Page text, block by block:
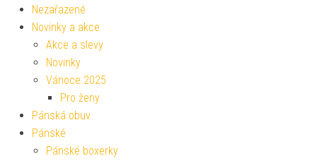
Nezařazené
Novinky a akce
Akce a slevy
Novinky
Vánoce 2025
Pro ženy
Pánská obuv
Pánské
Pánské boxerky